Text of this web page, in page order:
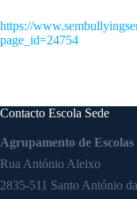
https://www.
page_id=24754
Contacto Escola Sede
Agrupamento de
Rua António Aleixo
2835-511 Santo António